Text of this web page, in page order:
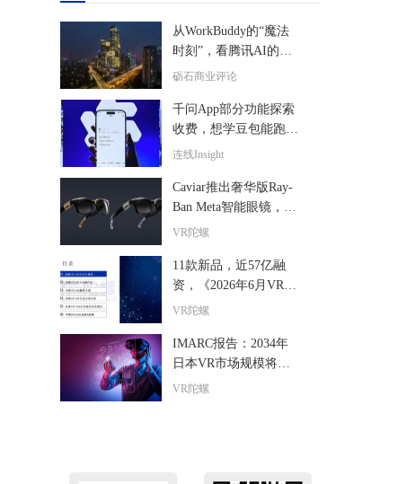
从WorkBuddy的“魔法
时刻”，看腾讯AI的后
来居上
砺石商业评论
千问App部分功能探索
收费，想学豆包能跑通
吗？
连线Insight
Caviar推出奢华版Ray-
Ban Meta智能眼镜，全
球限量24副售价超6000
VR陀螺
11款新品，近57亿融
资，《2026年6月VR/A
R与AI眼镜行业月报》
VR陀螺
IMARC报告：2034年
日本VR市场规模将达9
5亿美元，年复合增长
VR陀螺